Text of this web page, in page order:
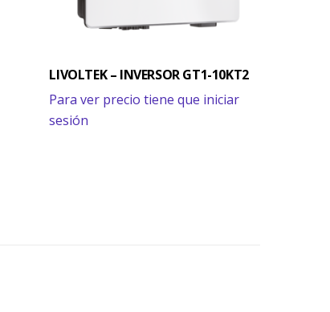
LIVOLTEK – INVERSOR GT1-10KT2
Para ver precio tiene que iniciar
sesión